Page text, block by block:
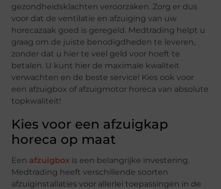
gezondheidsklachten veroorzaken. Zorg er dus
voor dat de ventilatie en afzuiging van uw
horecazaak goed is geregeld. Medtrading helpt u
graag om de juiste benodigdheden te leveren,
zonder dat u hier te veel geld voor hoeft te
betalen. U kunt hier de maximale kwaliteit
verwachten en de beste service! Kies ook voor
een afzuigbox of afzuigmotor horeca van absolute
topkwaliteit!
Kies voor een afzuigkap
horeca op maat
Een afzuigbox is een belangrijke investering.
Medtrading heeft verschillende soorten
afzuiginstallaties voor allerlei toepassingen in de